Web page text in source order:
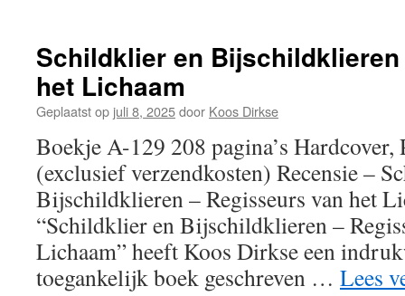
Schildklier en
het Lichaam
Geplaatst op juli 8, 2025door Koos Dirkse
Boekje A-129 208 pagina’s
(exclusief verzendkosten) Recensie –
Bijschildklieren – Regisseurs van het
“Schildklier en Bijschildklieren –
Lichaam” heeft Koos Dirkse een
toegankelijk boek geschreven … Lees